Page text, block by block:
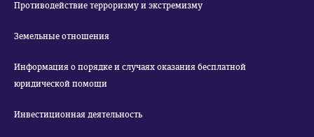
Противодействие терроризму и экстремизму
Земельные отношения
Информация о порядке и случаях оказания бесплатной
юридической помощи
Инвестиционная деятельность